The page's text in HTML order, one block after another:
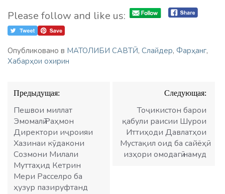
Please follow and like us:
Опубликовано в МАТОЛИБИ САВТӢ, Слайдер, Фарҳанг,
Хабарҳои охирин
Навигация
по
записям
Предыдущая:
Пешвои миллат
Эмомалӣ Раҳмон
Директори иҷроияи
Хазинаи кӯдакони
Созмони Милали
Муттаҳид Кетрин
Мери Расселро ба
ҳузур пазируфтанд
Следующая:
Тоҷикистон барои
қабули раисии Шурои
Иттиҳоди Давлатҳои
Мустақил оид ба сайёҳӣ
изҳори омодагӣ намуд